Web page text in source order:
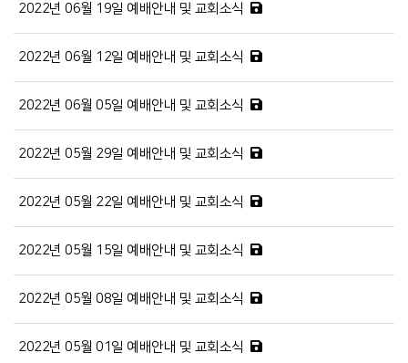
2022년 06월 19일 예배안내 및 교회소식
2022년 06월 12일 예배안내 및 교회소식
2022년 06월 05일 예배안내 및 교회소식
2022년 05월 29일 예배안내 및 교회소식
2022년 05월 22일 예배안내 및 교회소식
2022년 05월 15일 예배안내 및 교회소식
2022년 05월 08일 예배안내 및 교회소식
2022년 05월 01일 예배안내 및 교회소식